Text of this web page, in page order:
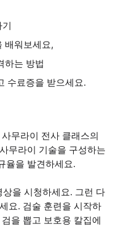
배워보세요,
하는 방법
수료증을 받으세요.
무라이 전사 클래스의
무라이 기술을 구성하는
율을 발견하세요.
을 시청하세요. 그런 다
요. 검술 훈련을 시작하
을 뽑고 보호용 칼집에